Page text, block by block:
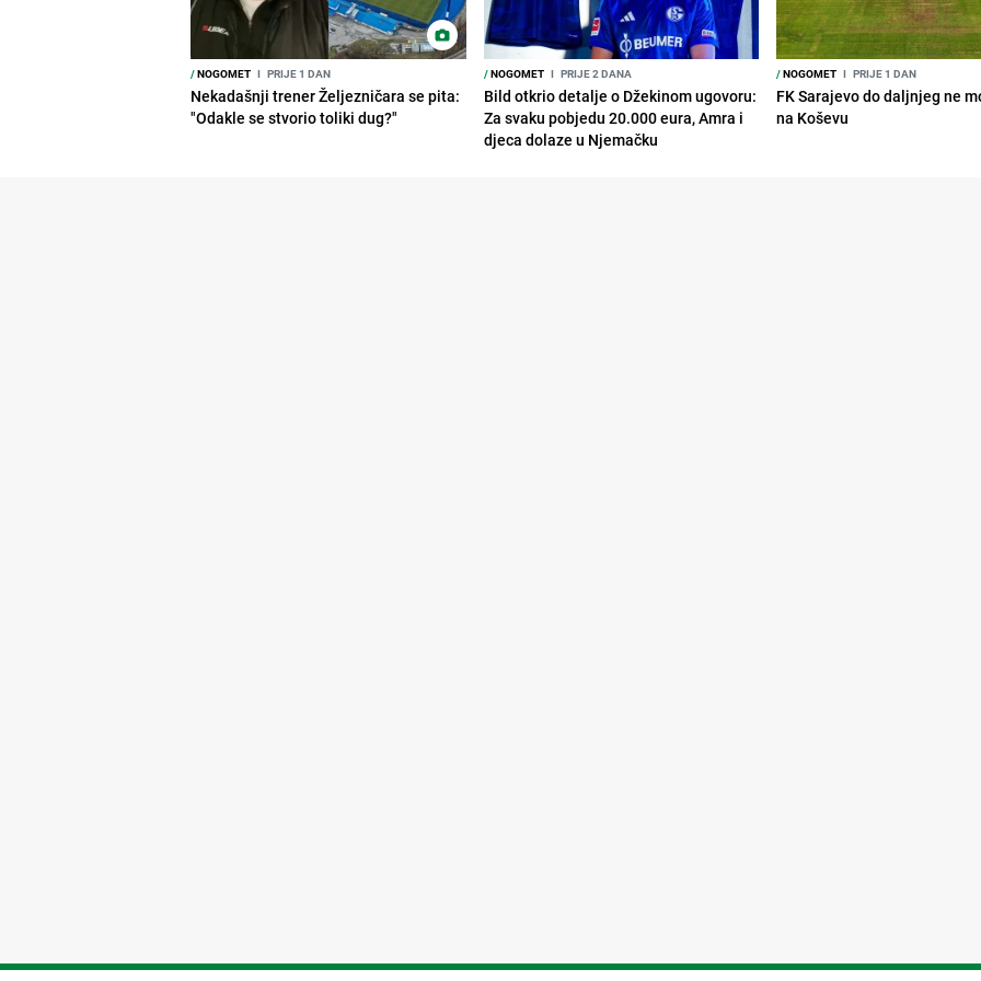
/NOGOMET I PRIJE 1 DAN
Nekadašnji trener Željezničara se pita:
"Odakle se stvorio toliki dug?"
/NOGOMET I PRIJE 2 DANA
Bild otkrio detalje o Džekinom ugovoru:
Za svaku pobjedu 20.000 eura, Amra i
djeca dolaze u Njemačku
/NOGOMET I PRIJE 1 DAN
FK Sarajevo do daljnjeg ne
na Koševu